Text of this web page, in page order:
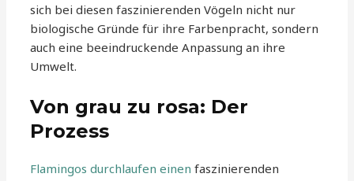
sich bei diesen faszinierenden Vögeln nicht nur
biologische Gründe für ihre Farbenpracht, sondern
auch eine beeindruckende Anpassung an ihre
Umwelt.
Von grau zu rosa: Der
Prozess
Flamingos durchlaufen einen faszinierenden